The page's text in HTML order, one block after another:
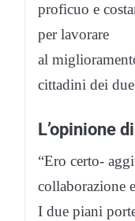
proficuo e
per lavorare
al
cittadini dei
L’opinione
“Ero certo-
collaborazione
I due piani